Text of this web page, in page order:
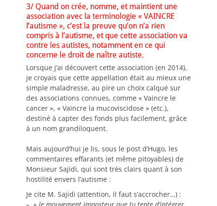
3/ Quand on crée, nomme, et maintient une
association avec la terminologie « VAINCRE
l’autisme », c’est la preuve qu’on n’a rien
compris à l’autisme, et que cette association va
contre les autistes, notamment en ce qui
concerne le droit de naître autiste.
Lorsque j’ai découvert cette association (en 2014),
je croyais que cette appellation était au mieux une
simple maladresse, au pire un choix calqué sur
des associations connues, comme « Vaincre le
cancer », « Vaincre la mucoviscidose » (etc.),
destiné à capter des fonds plus facilement, grâce
à un nom grandiloquent.
Mais aujourd’hui je lis, sous le post d’Hugo, les
commentaires effarants (et même pitoyables) de
Monsieur Sajidi, qui sont très clairs quant à son
hostilité envers l’autisme :
Je cite M. Sajidi (attention, il faut s’accrocher…) :